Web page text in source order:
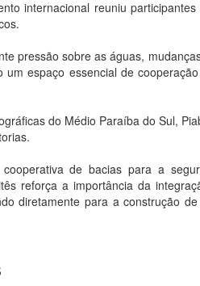
internacional reuniu
pressão sobre as águas,
um espaço essencial de
do Médio Paraíba do Sul,
de bacias para a
reforça a importância da
diretamente para a construção